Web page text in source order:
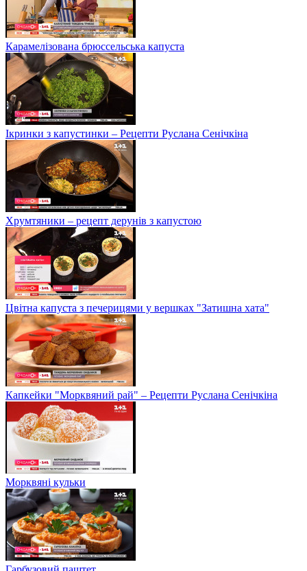
Карамелізована брюссельська капуста
Ікринки з капустинки – Рецепти Руслана Сенічкіна
Хрумтяники – рецепт дерунів з капустою
Цвітна капуста з печерицями у вершках "Затишна хата"
Капкейки "Морквяний рай" – Рецепти Руслана Сенічкіна
Морквяні кульки